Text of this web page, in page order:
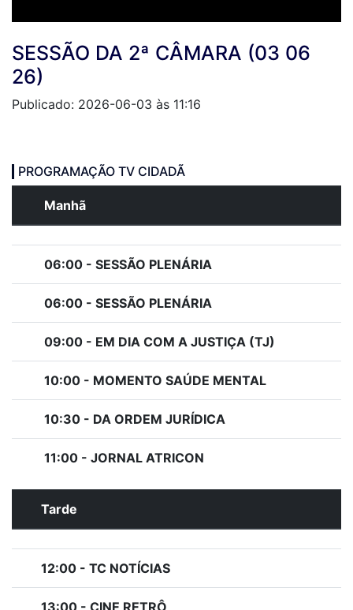
SESSÃO DA 2ª CÂMARA (03 06
26)
Publicado: 2026-06-03 às 11:16
PROGRAMAÇÃO TV CIDADÃ
Manhã
06:00 - SESSÃO PLENÁRIA
06:00 - SESSÃO PLENÁRIA
09:00 - EM DIA COM A JUSTIÇA (TJ)
10:00 - MOMENTO SAÚDE MENTAL
10:30 - DA ORDEM JURÍDICA
11:00 - JORNAL ATRICON
Tarde
12:00 - TC NOTÍCIAS